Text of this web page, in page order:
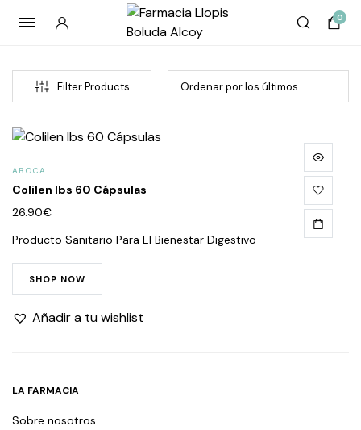
0
Filter Products
ABOCA
Colilen Ibs 60 Cápsulas
26.90€
Producto Sanitario Para El Bienestar Digestivo
SHOP NOW
Añadir a tu wishlist
LA FARMACIA
Sobre nosotros